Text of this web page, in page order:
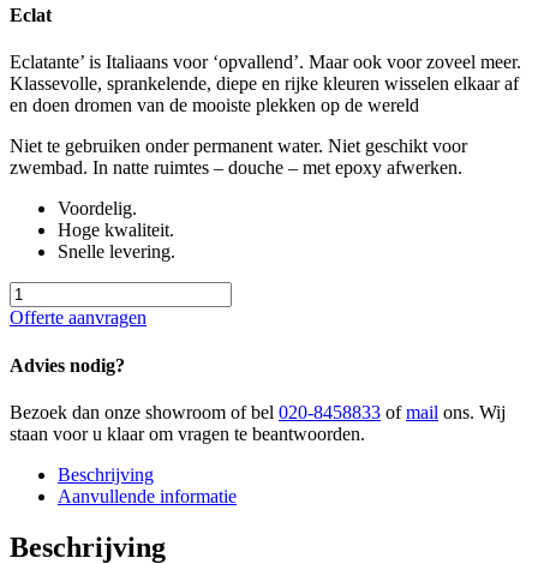
Eclat
Eclatante’ is Italiaans voor ‘opvallend’. Maar ook voor zoveel meer.
Klassevolle, sprankelende, diepe en rijke kleuren wisselen elkaar af
en doen dromen van de mooiste plekken op de wereld
Niet te gebruiken onder permanent water. Niet geschikt voor
zwembad. In natte ruimtes – douche – met epoxy afwerken.
Voordelig.
Hoge kwaliteit.
Snelle levering.
GLM
023X039
AQU
aantal
Offerte aanvragen
Advies nodig?
Bezoek dan onze showroom of bel 020-8458833 ofmail ons. Wij
staan voor u klaar om vragen te beantwoorden.
Beschrijving
Aanvullende informatie
Beschrijving